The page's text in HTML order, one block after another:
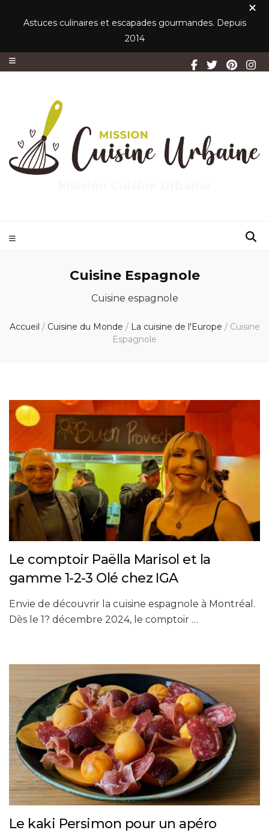
Astuces culinaires et escapades gourmandes. Depuis
2014
Cuisine Espagnole
Cuisine espagnole
Accueil / Cuisine du Monde / La cuisine de l'Europe / Cuisine
Espagnole
Le comptoir Paëlla Marisol et la
gamme 1-2-3 Olé chez IGA
Envie de découvrir la cuisine espagnole à Montréal.
Dès le 1? décembre 2024, le comptoir …
Le kaki Persimon pour un apéro